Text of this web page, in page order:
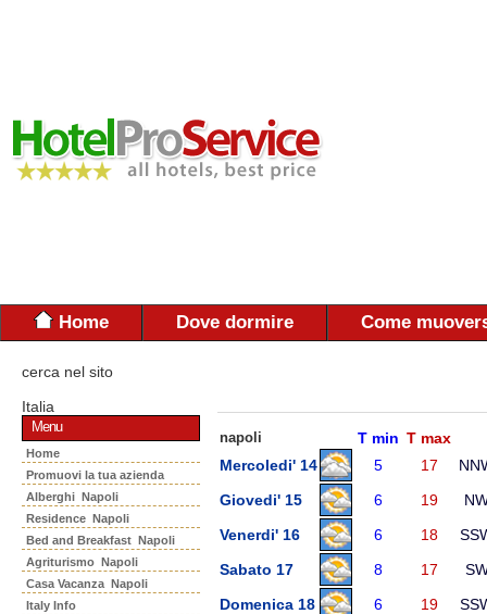
Home Dove dormire Come
cerca nel sito
Italia
Menu
Home
Promuovi la tua azienda
Alberghi Napoli
Residence Napoli
Bed and Breakfast Napoli
Agriturismo Napoli
Casa Vacanza Napoli
Italy Info
napoli T min T max
Mercoledi' 14
5 17
Giovedi' 15
6 19
Venerdi' 16
6 18
Sabato 17
8 17
Domenica 18
6 19